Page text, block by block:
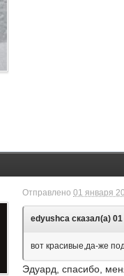
Отправлено01 января
edyushca сказал(а)
вот красивые,да-же
Эдуард, спасибо,